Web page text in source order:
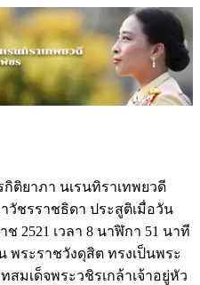
กิติยาภา นเรนทิราเทพยวดี
ชรราชธิดา ประสูติเมื่อวัน
2521 เวลา 8 นาฬิกา 51 นาที
ระราชวังดุสิต ทรงเป็นพระ
มเด็จพระวชิรเกล้าเจ้าอยู่หัว